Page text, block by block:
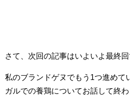
さて、次回の記事はいよいよ最終回
私のブランドゲヌでもう 1つ進めて
ガルでの養鶏についてお話して終わ